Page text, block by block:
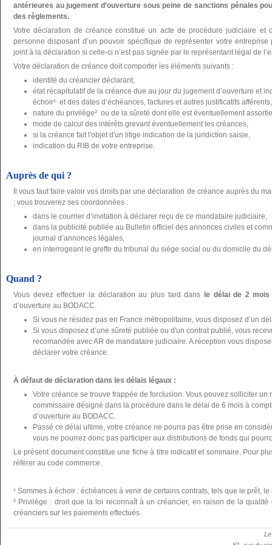
antérieures au jugement d’ouverture sous peine de sanctions pénales
des règlements.
Votre déclaration de créance constitue un acte de procédure judiciaire et
personne disposant d’un pouvoir spécifique de représenter votre
joint à la déclaration si celle-ci n’est pas signée par le représentant légal de
Votre déclaration de créance doit comporter les éléments suivants :
identité du créancier déclarant,
état récapitulatif de la créance due au jour du jugement d’ouverture et
échoir¹ et des dates d’échéances, factures et autres justificatifs afférents,
nature du privilège² ou de la sûreté dont elle est éventuellement
mode de calcul des intérêts grevant éventuellement les créances,
si la créance fait l'objet d'un litige indication de la juridiction saisie,
indication du RIB de votre entreprise.
Auprès de qui ?
Il vous faut faire valoir vos droits par une déclaration de créance auprès du
; vous trouverez ses coordonnées :
dans le courrier d’invitation à déclarer reçu de ce mandataire judiciaire,
dans la publicité publiée au Bulletin officiel des annonces civiles et
journal d’annonces légales,
en interrogeant le greffe du tribunal du siège social ou du domicile du
Quand ?
Vous devez effectuer la déclaration au plus tard dans le délai de 2 mois
d’ouverture au BODACC.
Si vous ne résidez pas en France métropolitaine, vous disposez d’un
Si vous disposez d’une sûreté publiée ou d'un contrat publié, vous
recomandée avec AR de mandataire judiciaire. A réception vous
déclarer votre créance.
À défaut de déclaration dans les délais légaux :
Votre créance se trouve frappée de forclusion. Vous pouvez solliciter
commissaire désigné dans la procédure dans le délai de 6 mois à
d’ouverture au BODACC.
Passé ce délai ultime, votre créance ne pourra pas être prise en
vous ne pourrez donc pas participer aux distributions de fonds qui
Le présent document constitue une fiche à titre indicatif et sommaire. Pour
référer au code commerce.
¹ Sommes à échoir : échéances à venir de certains contrats, tels que le prêt,
² Privilège : droit que la loi reconnaît à un créancier, en raison de la qualité
créanciers sur les paiements effectués.